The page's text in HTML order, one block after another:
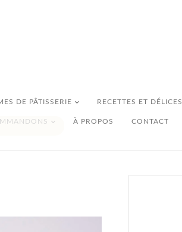
DE PÂTISSERIE RECETTES ET DÉLICES
À PROPOS CONTACT